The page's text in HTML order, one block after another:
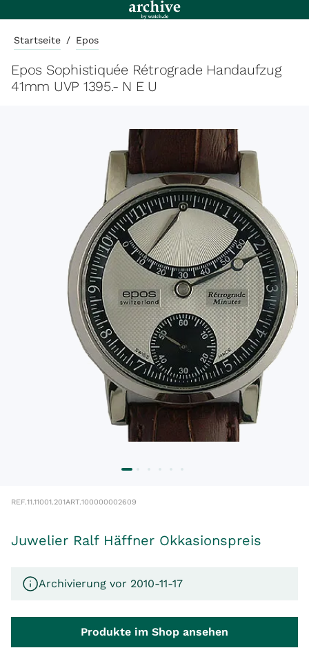
Startseite / Epos
Epos Sophistiquée Rétrograde Handaufzug
41mm UVP 1395.- N E U
REF.11.11001.201ART.100000002609
Juwelier Ralf Häffner Okkasionspreis
Archivierung vor 2010-11-17
Produkte im Shop ansehen